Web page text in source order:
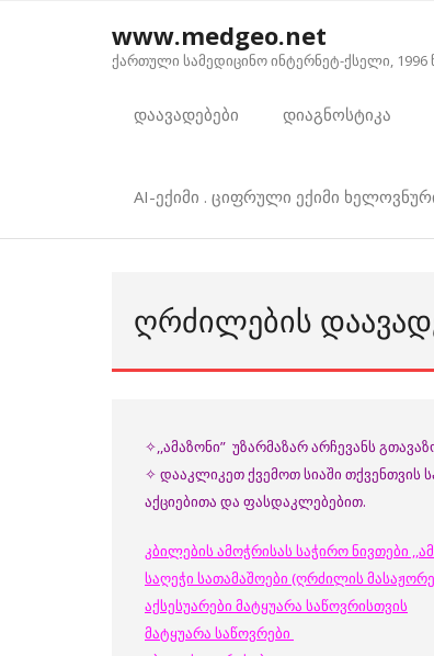
www.medgeo.net
ქართული სამედიცინო ინტერნეტ-ქსელი,
დაავადებები დიაგნოსტიკა
AI-ექიმი . ციფრული ექიმი
ᲦᲠᲫᲘᲚᲔᲑᲘᲡ
✧,,ამაზონი” უზარმაზარ არჩევანს
✧ დააკლიკეთ ქვემოთ სიაში თქვენთვის
აქციებითა და ფასდაკლებებით.
კბილების ამოჭრისას საჭირო ნივთები
საღეჭი სათამაშოები (ღრძილის
აქსესუარები მატყუარა საწოვრისთვის
მატყუარა საწოვრები